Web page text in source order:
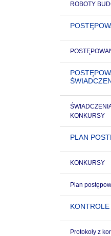
ROBOTY
KONKURSY
PLAN
KONKURSY
Plan
KONTROLE
Protokoły z